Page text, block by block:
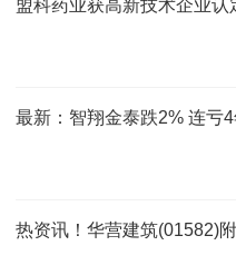
盟科药业获高新技术企业
最新：智翔金泰跌2% 连亏
热资讯！华营建筑(01582)